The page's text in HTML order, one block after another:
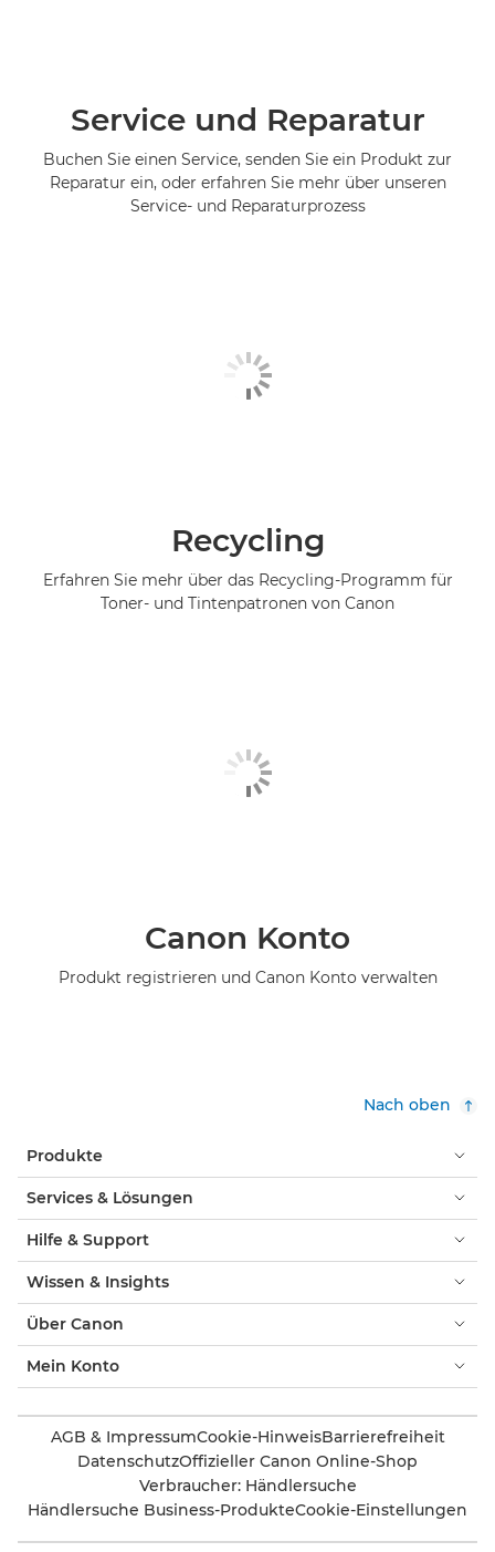
Service und Reparatur
Buchen Sie einen Service, senden Sie ein Produkt zur
Reparatur ein, oder erfahren Sie mehr über unseren
Service- und Reparaturprozess
Recycling
Erfahren Sie mehr über das Recycling-Programm für
Toner- und Tintenpatronen von Canon
Canon Konto
Produkt registrieren und Canon Konto verwalten
Nach oben
Produkte
Services & Lösungen
Hilfe & Support
Wissen & Insights
Über Canon
Mein Konto
AGB & ImpressumCookie-HinweisBarrierefreiheit
DatenschutzOffizieller Canon Online-Shop
Verbraucher: Händlersuche
Händlersuche Business-ProdukteCookie-Einstellungen